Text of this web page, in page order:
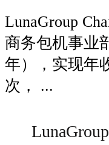
LunaGroup
商务包机事业
年），实现年
次， ...